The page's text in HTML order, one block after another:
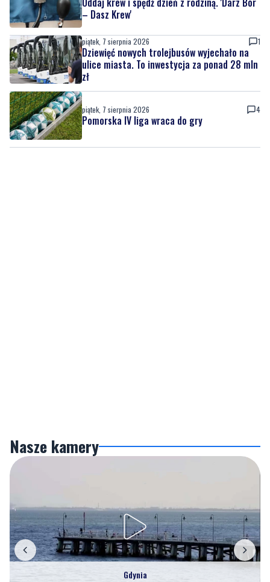
– Dasz Krew'
piątek, 7 sierpnia 2026 1
Dziewięć nowych trolejbusów wyjechało na
ulice miasta. To inwestycja za ponad 28 mln
zł
piątek, 7 sierpnia 2026 4
Pomorska IV liga wraca do gry
Nasze kamery
Gdynia